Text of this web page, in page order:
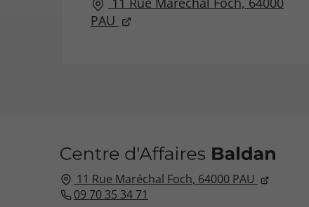
PAU
11 Rue Maréchal Foch, 64000 PAU
09 70 35 34 71